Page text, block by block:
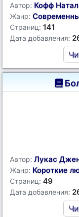
Автор: Кофф
Жанр:
Страниц: 141
Дата добавления:
Автор: Лукас
Жанр: Короткие
Страниц: 49
Дата добавления: